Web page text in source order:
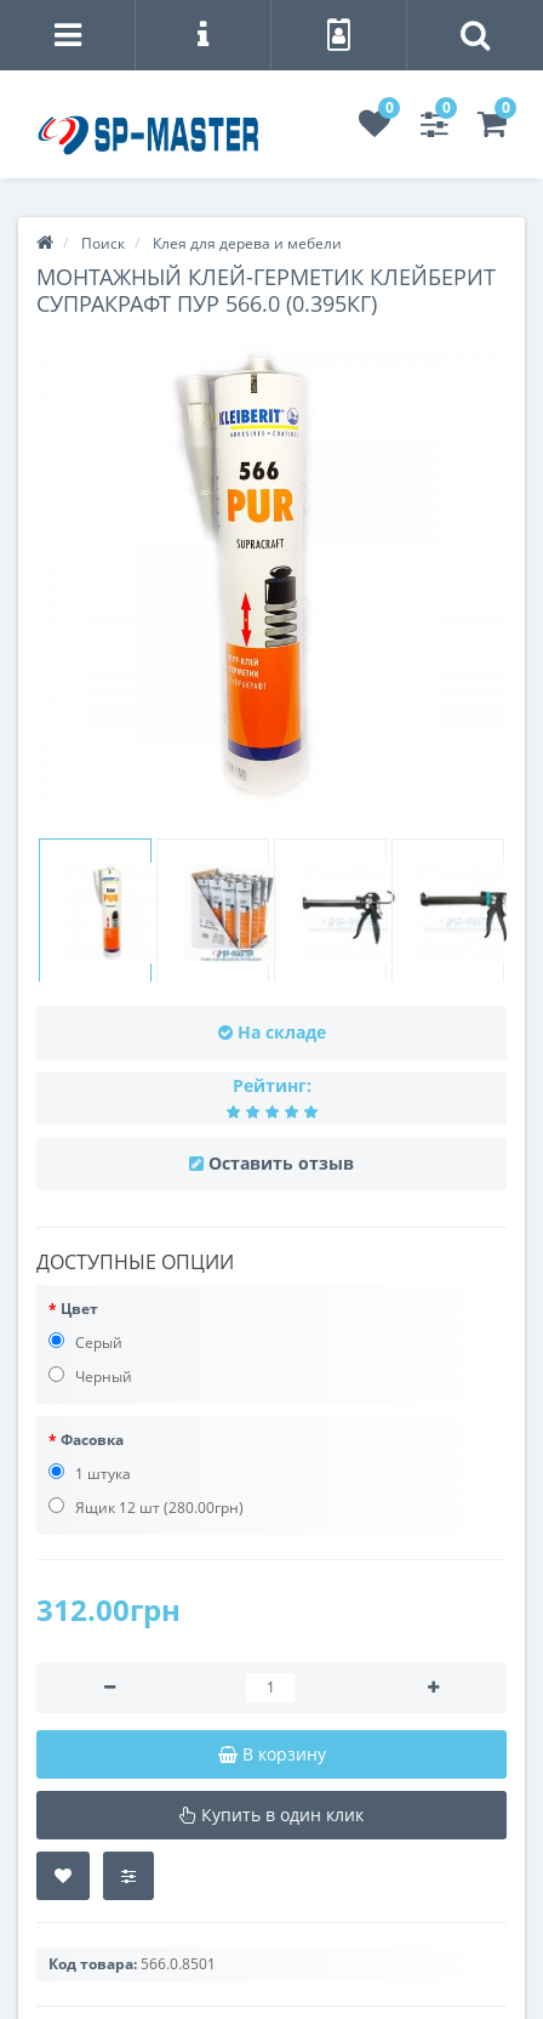
0 0 0
Поиск Клея для дерева и мебели
МОНТАЖНЫЙ КЛЕЙ-ГЕРМЕТИК КЛЕЙБЕРИТ
СУПРАКРАФТ ПУР 566.0 (0.395КГ)
На складе
Рейтинг:
Оставить отзыв
ДОСТУПНЫЕ ОПЦИИ
Цвет
Серый
Черный
Фасовка
1 штука
Ящик 12 шт(280.00грн)
312.00грн
В корзину
Купить в один клик
Код товара: 566.0.8501